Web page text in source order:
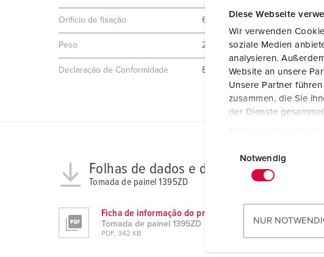
Diese Webseite
Wir verwenden
soziale Medien
analysieren.
Website an unsere
Unsere Partner
zusammen, die Sie
der Dienste
Notwendig
NUR
Orifício de fixação 60x60 mm
Peso 203 g
Declaração de Conformidade EAC
Folhas de dados e downloads
Tomada de painel 1395ZD
Ficha de informação do produto
Tomada de painel 1395ZD
PDF, 342 KB